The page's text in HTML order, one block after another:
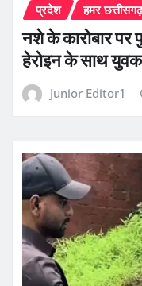
प्रदेश हमर छत्तीसगढ़
नशे के कारोबार पर
हेरोइन के साथ युवक
Junior Editor1